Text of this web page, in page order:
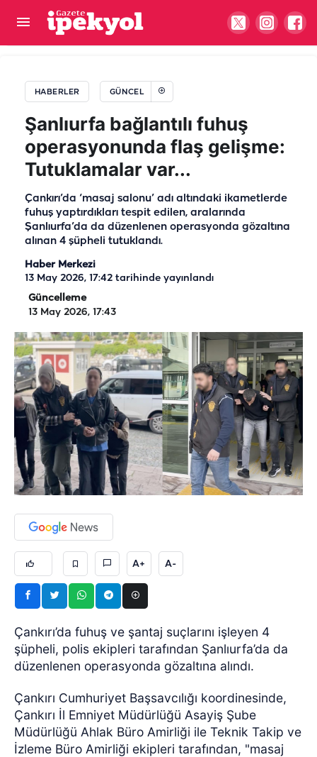
HABERLER GÜNCEL
Şanlıurfa bağlantılı fuhuş
operasyonunda flaş gelişme:
Tutuklamalar var...
Çankırı’da ‘masaj salonu’ adı altındaki ikametlerde
fuhuş yaptırdıkları tespit edilen, aralarında
Şanlıurfa’da da düzenlenen operasyonda gözaltına
alınan 4 şüpheli tutuklandı.
Haber Merkezi
13 May 2026, 17:42 tarihinde yayınlandı
Güncelleme
13 May 2026, 17:43
A+ A-
Çankırı’da fuhuş ve şantaj suçlarını işleyen 4
şüpheli, polis ekipleri tarafından Şanlıurfa’da da
düzenlenen operasyonda gözaltına alındı.
Çankırı Cumhuriyet Başsavcılığı koordinesinde,
Çankırı İl Emniyet Müdürlüğü Asayiş Şube
Müdürlüğü Ahlak Büro Amirliği ile Teknik Takip ve
İzleme Büro Amirliği ekipleri tarafından, "masaj
Şanlıurfa’da personel alımına yoğun talep